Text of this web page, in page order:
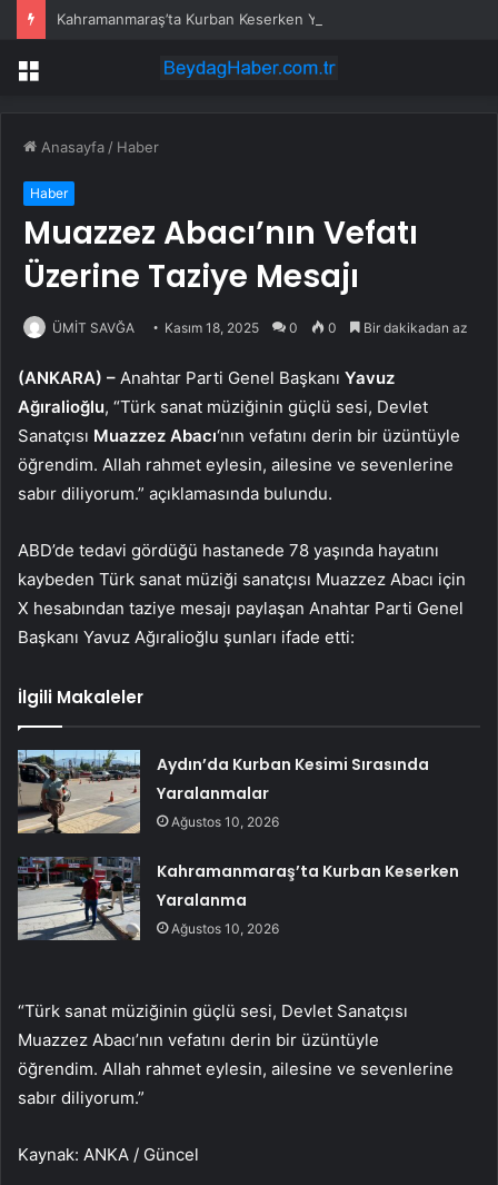
Kahramanmaraş’ta Kurban Keserken Yaralanma
Menü
Anasayfa / Haber
Haber
Muazzez Abacı’nın Vefatı
Üzerine Taziye Mesajı
ÜMİT SAVĞA Kasım 18, 2025 0 0 Bir dakikadan az
(ANKARA) – Anahtar Parti Genel Başkanı Yavuz
Ağıralioğlu, “Türk sanat müziğinin güçlü sesi, Devlet
Sanatçısı Muazzez Abacı‘nın vefatını derin bir üzüntüyle
öğrendim. Allah rahmet eylesin, ailesine ve sevenlerine
sabır diliyorum.” açıklamasında bulundu.
ABD’de tedavi gördüğü hastanede 78 yaşında hayatını
kaybeden Türk sanat müziği sanatçısı Muazzez Abacı için
X hesabından taziye mesajı paylaşan Anahtar Parti Genel
Başkanı Yavuz Ağıralioğlu şunları ifade etti:
İlgili Makaleler
Aydın’da Kurban Kesimi Sırasında
Yaralanmalar
Ağustos 10, 2026
Kahramanmaraş’ta Kurban Keserken
Yaralanma
Ağustos 10, 2026
“Türk sanat müziğinin güçlü sesi, Devlet Sanatçısı
Muazzez Abacı’nın vefatını derin bir üzüntüyle
öğrendim. Allah rahmet eylesin, ailesine ve sevenlerine
sabır diliyorum.”
Kaynak: ANKA / Güncel